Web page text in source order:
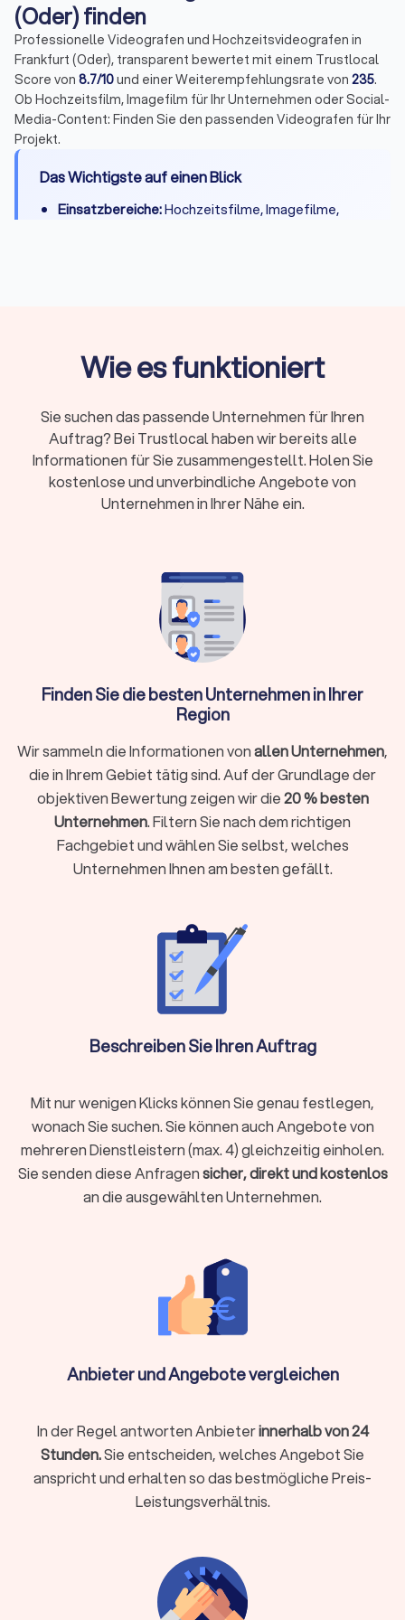
(Oder) finden
Professionelle Videografen und Hochzeitsvideografen in
Frankfurt (Oder), transparent bewertet mit einem Trustlocal
Score von 8.7/10und einer Weiterempfehlungsrate von 235.
Ob Hochzeitsfilm, Imagefilm für Ihr Unternehmen oder Social-
Media-Content: Finden Sie den passenden Videografen für Ihr
Projekt.
Das Wichtigste auf einen Blick
Einsatzbereiche:Hochzeitsfilme, Imagefilme,
Stundensatz:
Durchschnittlich 120 bis 160 €/Std.,
je nach Erfahrung und Leistungsumfang zwischen
Foto und Video:Viele Videografen bieten Kombi-
Pakete mit einem Hochzeitsfotografen an
Qualifikation:Portfolio, Referenzvideos und
Bewertungen prüfen – Trustlocal listet
Was macht ein Videograf?
hält Ereignisse, Stimmungen und Geschichten
professionell auf Video fest. Anders als ein klassischer
Kameramann arbeitet ein Videograf meist eigenständig oder
in kleinen Teams: Er übernimmt Aufnahme, Tonaufzeichnung,
Schnitt und Nachbearbeitung in einem. Das Ergebnis ist ein
fertiges Video, das direkt genutzt werden kann, sei es als
Hochzeitsfilm, Imagefilm oder Social-Media-Content. Der
verwendet.
Welche Leistungen bietet ein Videograf an?
Das Spektrum reicht von emotionalen Hochzeitsfilmen bis zu
Angebot in Frankfurt (Oder):
Hochzeitsfilm und Hochzeitsvideografie
Hochzeitsvideografbegleitet Ihren besonderen Tag vom
ist meist eincineastischer Hochzeitsfilmim Spielfilmstil
Luftaufnahmen von Location und Zeremonie einzufangen.
Einige Anbieter kooperieren fest mit einem
Hochzeitsfotografenund bieten Kombi-Pakete aus Foto und
Video an.
Für Unternehmen produzieren Videografen
Produktvideos und Recruitingvideos
. Ein professionell
produzierter Imagefilm vermittelt Unternehmenskultur und
Leistungen wirkungsvoller als jeder Text. Die Produktion
umfasst in der Regel Konzept, Dreh, Schnitt und
Briefing-Gespräch vorab, um Ton, Zielgruppe und
Eventfilm und Veranstaltungsvideos
Ob Firmenfeier, Kongress, Sportveranstaltung oder Konzert:
sichern Momente, die sonst verloren gehen, und
geschnitten und erfordern Erfahrung im schnellen,
dokumentarischen Arbeiten.
Wie es funktioniert
Sie suchen das passende Unternehmen für Ihren
Auftrag? Bei Trustlocal haben wir bereits alle
Informationen für Sie zusammengestellt. Holen Sie
kostenlose und unverbindliche Angebote von
Unternehmen in Ihrer Nähe ein.
Finden Sie die besten Unternehmen in Ihrer
Region
Wir sammeln die Informationen vonallen Unternehmen,
die in Ihrem Gebiet tätig sind. Auf der Grundlage der
objektiven Bewertung zeigen wir die20 % besten
Unternehmen. Filtern Sie nach dem richtigen
Fachgebiet und wählen Sie selbst, welches
Unternehmen Ihnen am besten gefällt.
Beschreiben Sie Ihren Auftrag
Mit nur wenigen Klicks können Sie genau festlegen,
wonach Sie suchen. Sie können auch Angebote von
mehreren Dienstleistern (max. 4) gleichzeitig einholen.
Sie senden diese Anfragensicher, direkt und kostenlos
an die ausgewählten Unternehmen.
Anbieter und Angebote vergleichen
In der Regel antworten Anbieterinnerhalb von 24
Stunden.Sie entscheiden, welches Angebot Sie
anspricht und erhalten so das bestmögliche Preis-
Leistungsverhältnis.